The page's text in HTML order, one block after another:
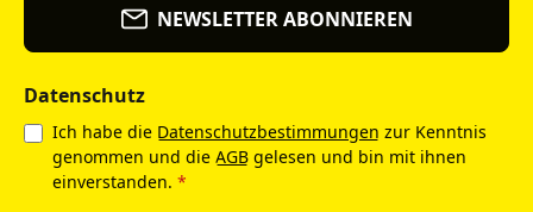
NEWSLETTER ABONNIEREN
Datenschutz
Ich habe die Datenschutzbestimmungen zur Kenntnis
genommen und die AGB gelesen und bin mit ihnen
einverstanden. *